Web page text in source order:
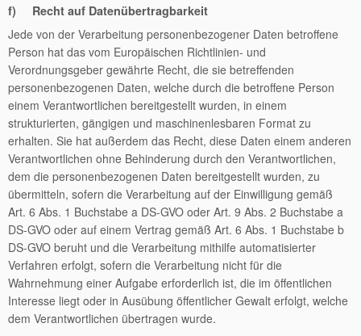
f) Recht auf Datenübertragbarkeit
Jede von der Verarbeitung personenbezogener Daten betroffene
Person hat das vom Europäischen Richtlinien- und
Verordnungsgeber gewährte Recht, die sie betreffenden
personenbezogenen Daten, welche durch die betroffene Person
einem Verantwortlichen bereitgestellt wurden, in einem
strukturierten, gängigen und maschinenlesbaren Format zu
erhalten. Sie hat außerdem das Recht, diese Daten einem anderen
Verantwortlichen ohne Behinderung durch den Verantwortlichen,
dem die personenbezogenen Daten bereitgestellt wurden, zu
übermitteln, sofern die Verarbeitung auf der Einwilligung gemäß
Art. 6 Abs. 1 Buchstabe a DS-GVO oder Art. 9 Abs. 2 Buchstabe a
DS-GVO oder auf einem Vertrag gemäß Art. 6 Abs. 1 Buchstabe b
DS-GVO beruht und die Verarbeitung mithilfe automatisierter
Verfahren erfolgt, sofern die Verarbeitung nicht für die
Wahrnehmung einer Aufgabe erforderlich ist, die im öffentlichen
Interesse liegt oder in Ausübung öffentlicher Gewalt erfolgt, welche
dem Verantwortlichen übertragen wurde.